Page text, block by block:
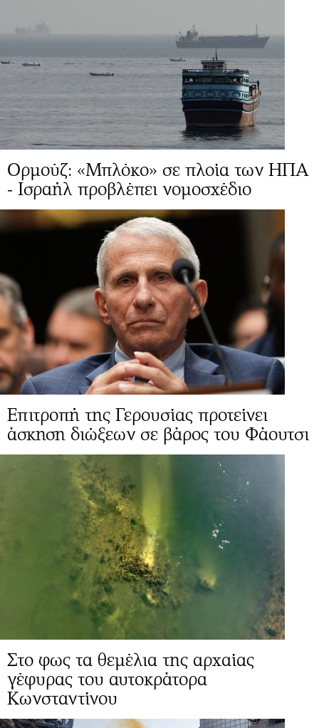
Ορμούζ: «Μπλόκο» σε πλοία των ΗΠΑ
- Ισραήλ προβλέπει νομοσχέδιο
Επιτροπή της Γερουσίας προτείνει
άσκηση διώξεων σε βάρος του Φάουτσι
Στο φως τα θεμέλια της αρχαίας
γέφυρας του αυτοκράτορα
Κωνσταντίνου